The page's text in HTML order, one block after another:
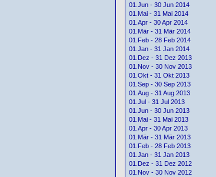
01.Jun - 30 Jun 2014
01.Mai - 31 Mai 2014
01.Apr - 30 Apr 2014
01.Mär - 31 Mär 2014
01.Feb - 28 Feb 2014
01.Jan - 31 Jan 2014
01.Dez - 31 Dez 2013
01.Nov - 30 Nov 2013
01.Okt - 31 Okt 2013
01.Sep - 30 Sep 2013
01.Aug - 31 Aug 2013
01.Jul - 31 Jul 2013
01.Jun - 30 Jun 2013
01.Mai - 31 Mai 2013
01.Apr - 30 Apr 2013
01.Mär - 31 Mär 2013
01.Feb - 28 Feb 2013
01.Jan - 31 Jan 2013
01.Dez - 31 Dez 2012
01.Nov - 30 Nov 2012